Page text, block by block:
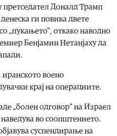
претседател Доналд Трамп
ги повика двете
„пукањето“, откако наводно
Бенјамин Нетанјаху да
иранското воено
крај на операциите.
„болен одговор“ на Израел
во соопштението.
суспендирање на